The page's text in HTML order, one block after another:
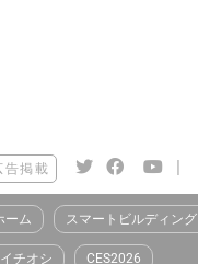
告掲載 |
ーム スマートビルディング
イチオシ CES2026